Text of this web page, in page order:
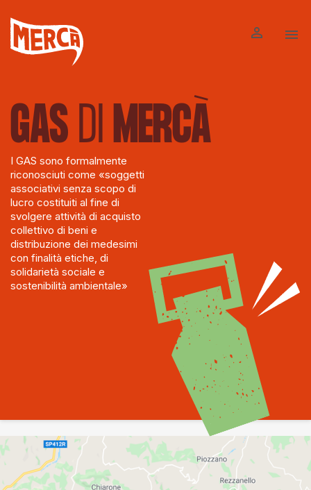


GASDIMERCÀ
I GAS sono formalmente
riconosciuti come «soggetti
associativi senza scopo di
lucro costituiti al fine di
svolgere attività di acquisto
collettivo di beni e
distribuzione dei medesimi
con finalità etiche, di
solidarietà sociale e
sostenibilità ambientale»